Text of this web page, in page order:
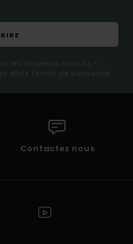
les nouveaux inscrits -
dans l'email de bienvenue
Contactez nous